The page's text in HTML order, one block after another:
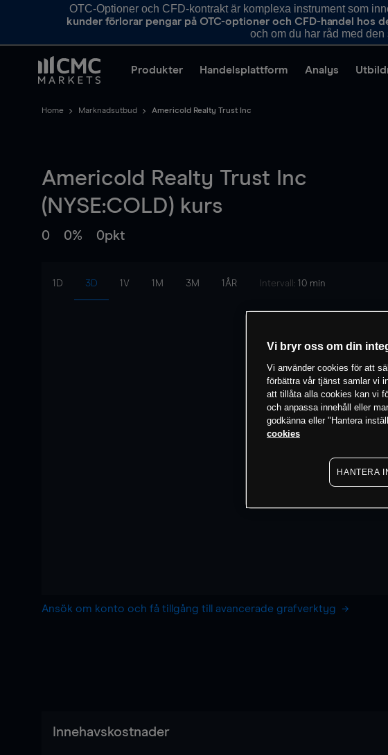
OTC-Optioner och CFD-kontrakt är komplexa instrument som
kunder förlorar pengar på OTC-optioner och CFD-handel hos
och om du har råd med
Produkter Handelsplattform Analys
Home Marknadsutbud Americold Realty Trust Inc
Americold Realty Trust Inc
(NYSE:COLD) kurs
0 0% 0pkt
1D 3D 1V 1M 3M 1ÅR Intervall: 10 min
Ansök om konto och få tillgång till avancerade grafverktyg
Innehavskostnader
Vi bryr oss om din
Vi använder cookies för att
förbättra vår tjänst samlar vi
att tillåta alla cookies kan vi
och anpassa innehåll eller
godkänna eller "Hantera
cookies
HANTERA